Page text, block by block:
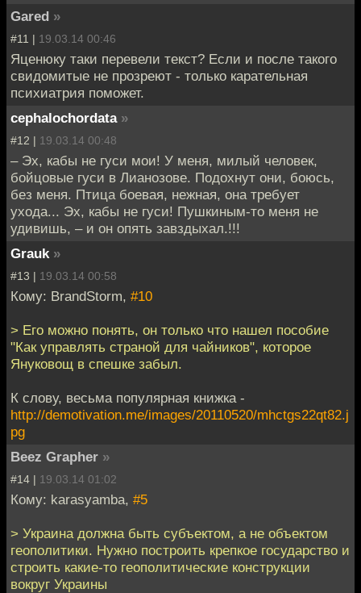
Gared »
#11 | 19.03.14 00:46
Яценюку таки перевели текст? Если и после такого
свидомитые не прозреют - только карательная
психиатрия поможет.
cephalochordata »
#12 | 19.03.14 00:48
– Эх, кабы не гуси мои! У меня, милый человек,
бойцовые гуси в Лианозове. Подохнут они, боюсь,
без меня. Птица боевая, нежная, она требует
ухода... Эх, кабы не гуси! Пушкиным-то меня не
удивишь, – и он опять завздыхал.!!!
Grauk »
#13 | 19.03.14 00:58
Кому: BrandStorm, #10
> Его можно понять, он только что нашел пособие
"Как управлять страной для чайников", которое
Януковощ в спешке забыл.
К слову, весьма популярная книжка -
http://demotivation.me/images/20110520/mhctgs22qt82.j
pg
Beez Grapher »
#14 | 19.03.14 01:02
Кому: karasyamba, #5
> Украина должна быть субъектом, а не объектом
геополитики. Нужно построить крепкое государство и
строить какие-то геополитические конструкции
вокруг Украины